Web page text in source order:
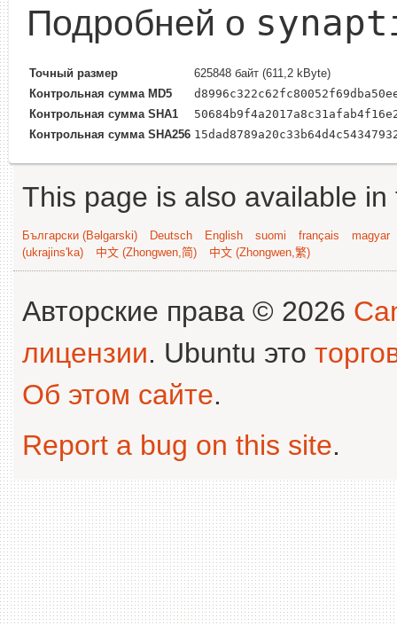
Подробней о
Точный размер
625848 байт (611,2 kByte)
Контрольная сумма MD5
Контрольная сумма SHA1
Контрольная сумма SHA256
This page is also available
Български (Bəlgarski) Deutsch English suomi français
magyar
(ukrajins'ka)
中文 (Zhongwen,简) 中文 (Zhongwen,繁)
Авторские права © 2026
лицензии. Ubuntu это
Об этом сайте.
Report a bug on this site.